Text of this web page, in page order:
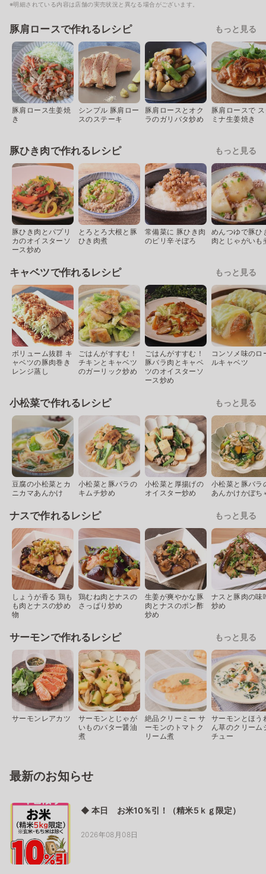
※明細されている内容は店舗の実売状況と異なる場合がございます。
豚肩ロースで作れるレシピ もっと見る
豚肩ロース生姜焼
き
シンプル 豚肩ロー
スのステーキ
豚肩ロースとオク
ラのガリバタ炒め
豚肩ロースで
ミナ生姜焼き
豚ひき肉で作れるレシピ もっと見る
豚ひき肉とパプリ
カのオイスターソ
ース炒め
とろとろ大根と豚
ひき肉煮
常備菜に 豚ひき肉
のピリ辛そぼろ
めんつゆで豚ひ
肉とじゃがいも
キャベツで作れるレシピ もっと見る
ボリューム抜群 キ
ャベツの豚肉巻き
レンジ蒸し
ごはんがすすむ！
チキンとキャベツ
のガーリック炒め
ごはんがすすむ！
豚バラ肉とキャベ
ツのオイスターソ
ース炒め
コンソメ味のロ
ルキャベツ
小松菜で作れるレシピ もっと見る
豆腐の小松菜とカ
ニカマあんかけ
小松菜と豚バラの
キムチ炒め
小松菜と厚揚げの
オイスター炒め
小松菜と豚バラ
あんかけかぼち
ナスで作れるレシピ もっと見る
しょうが香る 鶏も
も肉とナスの炒め
物
鶏むね肉とナスの
さっぱり炒め
生姜が爽やかな豚
肉とナスのポン酢
炒め
ナスと豚肉の味
炒め
サーモンで作れるレシピ もっと見る
サーモンレアカツ
サーモンとじゃが
いものバター醤油
煮
絶品クリーミー サ
ーモンのトマトク
リーム煮
サーモンとほう
ん草のクリーム
チュー
最新のお知らせ
◆ 本日 お米10％引！（精米5ｋｇ限定）
2026年08月08日